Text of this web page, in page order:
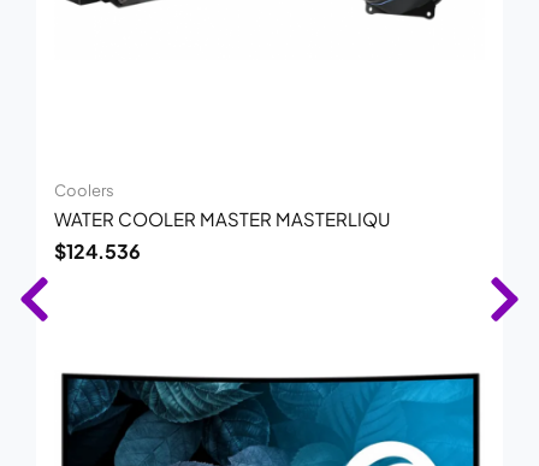
Coolers
WATER COOLER MASTER MASTERLIQU
$124.536